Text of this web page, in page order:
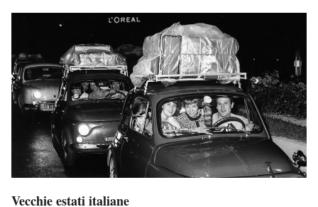
Vecchie estati italiane